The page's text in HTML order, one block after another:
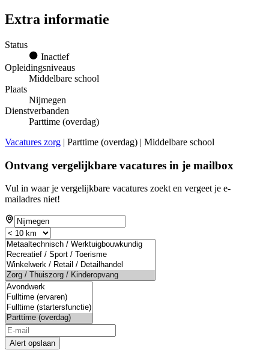
Extra informatie
Status
Inactief
Opleidingsniveaus
Middelbare school
Plaats
Nijmegen
Dienstverbanden
Parttime (overdag)
Vacatures zorg | Parttime (overdag) | Middelbare school
Ontvang vergelijkbare vacatures in je mailbox
Vul in waar je vergelijkbare vacatures zoekt en vergeet je e-
mailadres niet!
Alert opslaan